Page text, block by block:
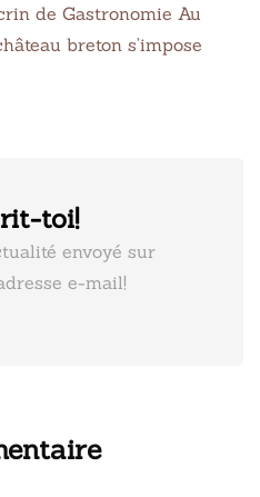
de Gastronomie Au
breton s’impose
toi!
envoyé sur
e-mail!